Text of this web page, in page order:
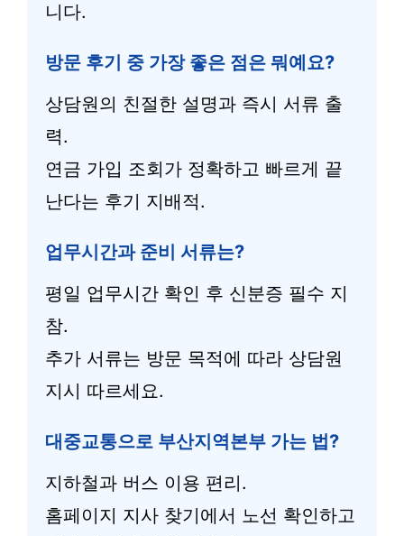
니다.
방문 후기 중 가장 좋은 점은 뭐예요?
상담원의 친절한 설명과 즉시 서류 출
력.
연금 가입 조회가 정확하고 빠르게 끝
난다는 후기 지배적.
업무시간과 준비 서류는?
평일 업무시간 확인 후 신분증 필수 지
참.
추가 서류는 방문 목적에 따라 상담원
지시 따르세요.
대중교통으로 부산지역본부 가는 법?
지하철과 버스 이용 편리.
홈페이지 지사 찾기에서 노선 확인하고